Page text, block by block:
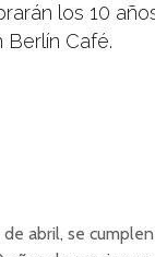
los 10
Berlín Café.
abril, se